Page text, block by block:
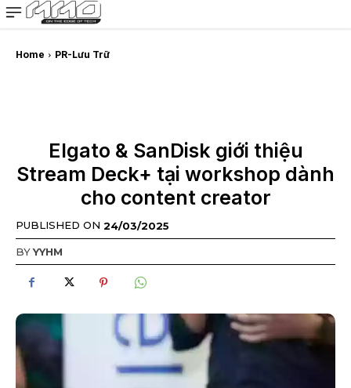
MMOSITE - Thông tin công nghệ
Bài viết nổi bật
Home PR-Lưu Trữ
Elgato & SanDisk giới thiệu
Stream Deck+ tại workshop dành
cho content creator
PUBLISHED ON 24/03/2025
BYYYHM